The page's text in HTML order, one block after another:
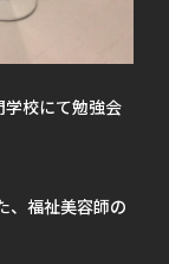
校にて勉強会
、福祉美容師の